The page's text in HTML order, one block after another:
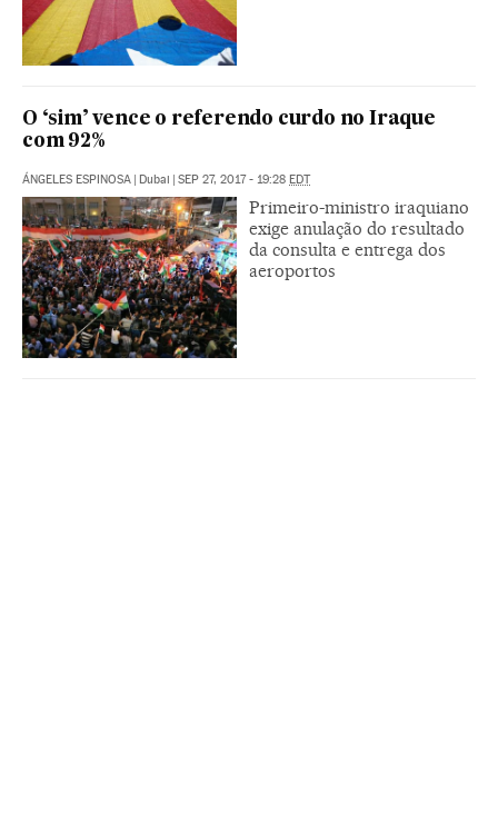
O ‘sim’ vence o referendo curdo no Iraque
com 92%
ÁNGELES ESPINOSA | Dubai | SEP 27, 2017 - 19:28 EDT
Primeiro-ministro iraquiano
exige anulação do resultado
da consulta e entrega dos
aeroportos